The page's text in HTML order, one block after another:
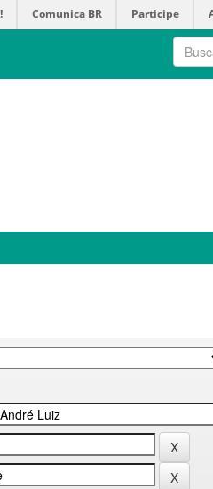
Comunica BR Participe